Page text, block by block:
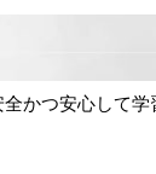
かつ安心して学